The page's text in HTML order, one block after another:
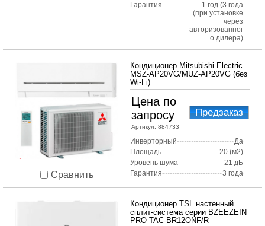
Гарантия
1 год (3 года
(при установке
через
авторизованног
о дилера)
Сравнить
Кондиционер Mitsubishi Electric
MSZ-AP20VG/MUZ-AP20VG (без
Wi-Fi)
Цена по
запросу
Артикул: 884733
Предзаказ
Инверторный
Да
Площадь
20 (м2)
Уровень шума
21 дБ
Гарантия
3 года
Кондиционер TSL настенный
сплит-система серии BZEEZEIN
PRO TAC-BR12ONF/R